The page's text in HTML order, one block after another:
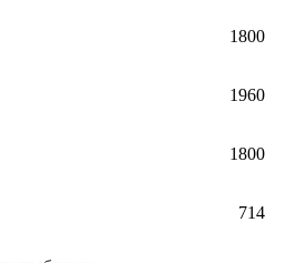
1800
1960
1800
714